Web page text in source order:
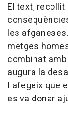
El text, recollit
les
metges
combinat
augura la
I afegeix que
es va donar